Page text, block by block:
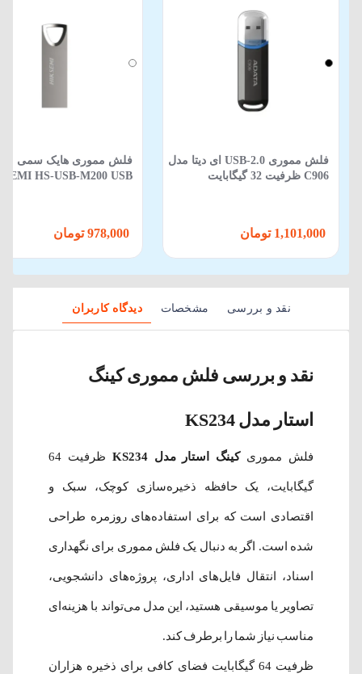
فلش مموری USB-2.0 ای دیتا مدل
C906 ظرفیت 32 گیگابایت
فلش مموری هایک سمی
HS-USB-M200 USB
نقد و بررسی مشخصات دیدگاه کاربران
نقد و بررسی فلش مموری کینگ
استار مدل KS234
فلش مموریکینگ استار مدل KS234 ظرفیت 64
گیگابایت، یک حافظه ذخیره‌سازی کوچک، سبک و
اقتصادی است که برای استفاده‌های روزمره طراحی
شده است. اگر به دنبال یک فلش مموری برای نگهداری
اسناد، انتقال فایل‌های اداری، پروژه‌های دانشجویی،
تصاویر یا موسیقی هستید، این مدل می‌تواند با هزینه‌ای
مناسب نیاز شما را برطرف کند.
ظرفیت 64 گیگابایت فضای کافی برای ذخیره هزاران